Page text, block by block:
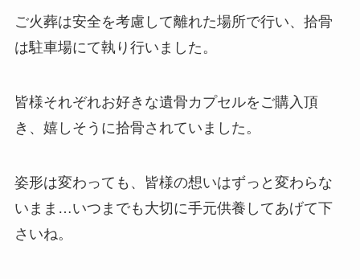
ご火葬は安全を考慮して離れた場所で行い、拾骨
は駐車場にて執り行いました。
皆様それぞれお好きな遺骨カプセルをご購入頂
き、嬉しそうに拾骨されていました。
姿形は変わっても、皆様の想いはずっと変わらな
いまま…いつまでも大切に手元供養してあげて下
さいね。